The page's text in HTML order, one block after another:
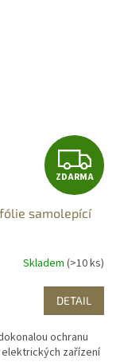
Z
D
A
R
M
A
ZDARMA
fólie samolepící
Skladem (>10 ks)
DETAIL
ochranu
zařízení